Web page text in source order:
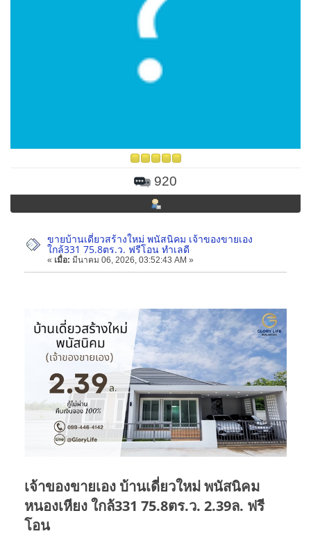
920
ขายบ้านเดี่ยวสร้างใหม่ พนัสนิคม เจ้าของขายเอง
ใกล้331 75.8ตร.ว. ฟรีโอน ทำเลดี
« เมื่อ: มีนาคม 06, 2026, 03:52:43 AM »
เจ้าของขายเอง บ้านเดี่ยวใหม่ พนัสนิคม
หนองเหียง ใกล้331 75.8ตร.ว. 2.39ล. ฟรี
โอน